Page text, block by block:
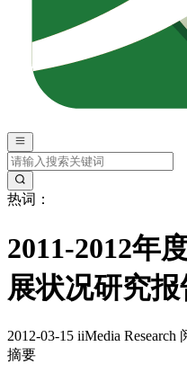
热词：
2011-2012年
展状况研究报
2012-03-15 iiMedia Research
摘要